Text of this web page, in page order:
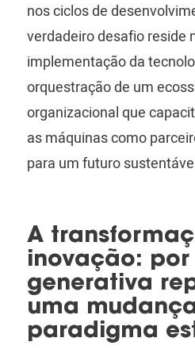
nos ciclos de
verdadeiro desafio reside
implementação da
orquestração de um
organizacional que
as máquinas como
para um futuro
A
inovação: por
generativa
uma
paradigma